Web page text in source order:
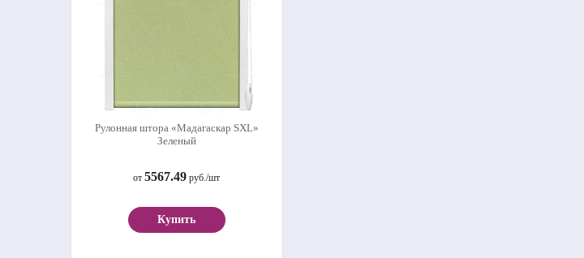
Рулонная штора «Мадагаскар SXL»
Зеленый
от5567.49 руб./шт
Купить